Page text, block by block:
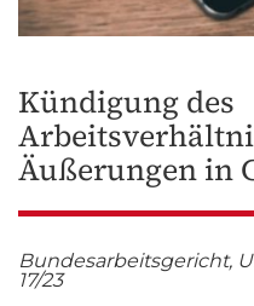
Kündigung des
Äußerungen in
Bundesarbeitsgericht,
17/23